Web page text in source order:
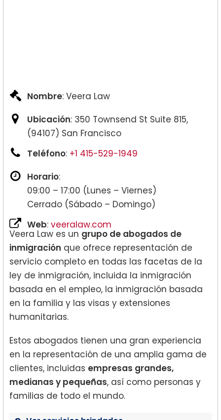
Nombre: Veera Law
Ubicación: 350 Townsend St Suite 815,
(94107) San Francisco
Teléfono: +1 415-529-1949
Horario:
09:00 – 17:00 (Lunes – Viernes)
Cerrado (Sábado – Domingo)
Web: veeralaw.com
Veera Law es un grupo de abogados de
inmigración que ofrece representación de
servicio completo en todas las facetas de la
ley de inmigración, incluida la inmigración
basada en el empleo, la inmigración basada
en la familia y las visas y extensiones
humanitarias.
Estos abogados tienen una gran experiencia
en la representación de una amplia gama de
clientes, incluidas empresas grandes,
medianas y pequeñas, así como personas y
familias de todo el mundo.